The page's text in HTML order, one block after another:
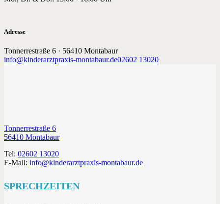
Adresse
Tonnerrestraße 6 · 56410 Montabaur
info@kinderarztpraxis-montabaur.de02602 13020
Tonnerrestraße 6
56410 Montabaur
Tel: 02602 13020
E-Mail: info@kinderarztpraxis-montabaur.de
SPRECHZEITEN